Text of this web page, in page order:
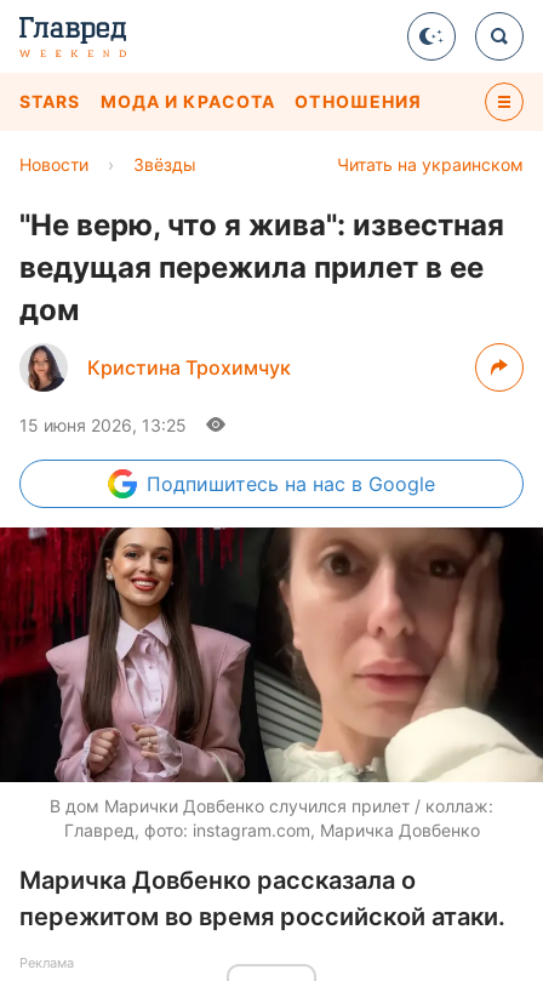
STARS МОДА И КРАСОТА ОТНОШЕНИЯ
Читать на украинском
Новости › Звёзды
"Не верю, что я жива": известная
ведущая пережила прилет в ее
дом
Кристина Трохимчук
15 июня 2026, 13:25
Подпишитесь на нас в Google
В дом Марички Довбенко случился прилет / коллаж:
Главред, фото: instagram.com, Маричка Довбенко
Маричка Довбенко рассказала о
пережитом во время российской атаки.
Реклама